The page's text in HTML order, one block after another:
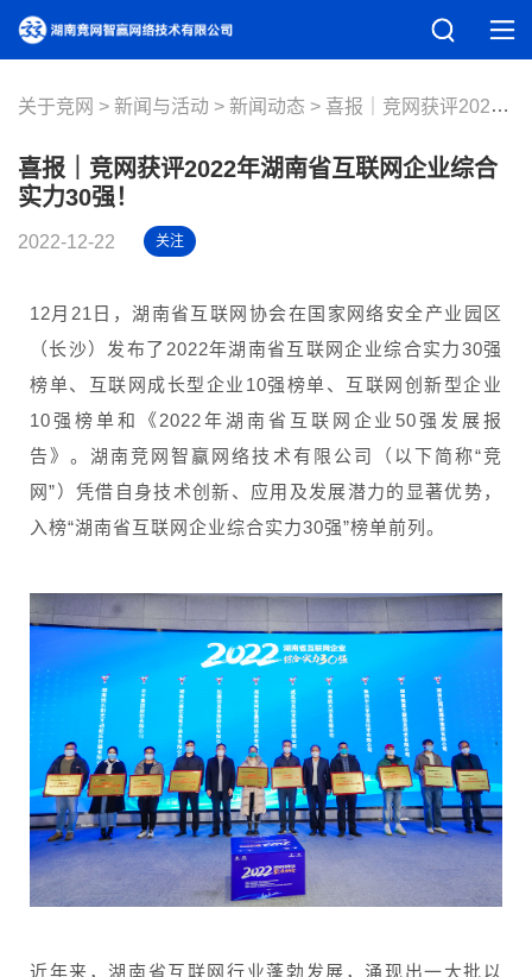
关于竞网 新闻与活动 新闻动态 喜报｜竞网获评2022年湖南省互联网企业综合实力30强！
喜报｜竞网获评2022年湖南省互联网企业综合
实力30强！
2022-12-22 关注
12月21日，湖南省互联网协会在国家网络安全产业园区
（长沙）发布了2022年湖南省互联网企业综合实力30强
榜单、互联网成长型企业10强榜单、互联网创新型企业
10强榜单和《2022年湖南省互联网企业50强发展报
告》。湖南竞网智赢网络技术有限公司（以下简称“竞
网”）凭借自身技术创新、应用及发展潜力的显著优势，
入榜“湖南省互联网企业综合实力30强”榜单前列。
近年来，湖南省互联网行业蓬勃发展，涌现出一大批以